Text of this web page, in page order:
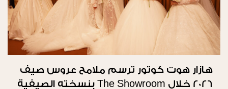
هازار هوت كوتور ترسم ملامح عروس صيف
2026 خلال The Showroom بنسخته الصيفية